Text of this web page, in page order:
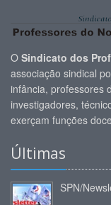
O Sindicato dos
associação sindical
infância, professores
investigadores,
exerçam funções
Últimas
SPN/